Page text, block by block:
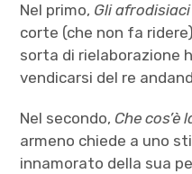
Nel primo, Gli
corte (che non fa
sorta di rielaborazione
vendicarsi del re
Nel secondo,Che cos’è
armeno chiede a uno
innamorato della sua